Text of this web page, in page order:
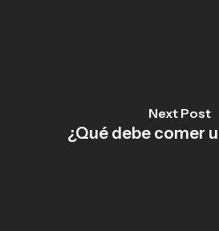
Next Post
¿Qué debe comer